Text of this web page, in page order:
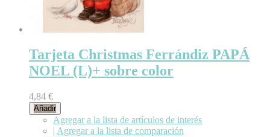
Tarjeta Christmas Ferrándiz PAPÁ
NOEL (L)+ sobre color
4,84 €
Añadir
Agregar a la lista de artículos de interés
| Agregar a la lista de comparación